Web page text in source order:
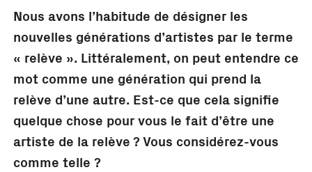
Nous avons l’habitude de désigner les
nouvelles générations d’artistes par le terme
« relève ». Littéralement, on peut entendre ce
mot comme une génération qui prend la
relève d’une autre. Est-ce que cela signifie
quelque chose pour vous le fait d’être une
artiste de la relève ? Vous considérez-vous
comme telle ?